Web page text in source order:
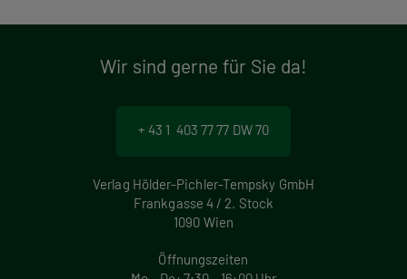
Wir sind gerne für Sie da!
+ 43 1 403 77 77 DW 70
Verlag Hölder-Pichler-Tempsky GmbH
Frankgasse 4 / 2. Stock
1090 Wien
Öffnungszeiten